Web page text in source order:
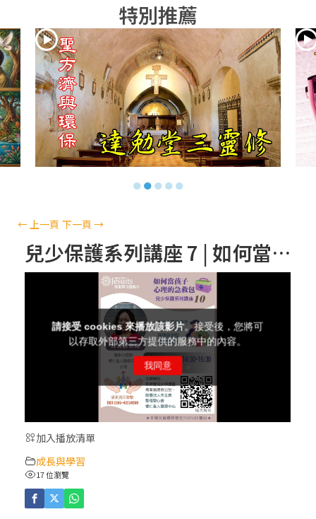
錢玲珠 老師
【信仰之旅】第十五集：「入門聖事」—錢
玲珠 老師
【信仰之旅】第十四集：「天主十誡(下)」
—金毓瑋 神父
【信仰之旅】第十三集：「天主十誡(上)」
—金毓瑋 神父
【信仰之旅】第十二集：「聖母、聖人」—
高樂祈 修女
【信仰之旅】第十一集：「教 會」(推廣片)
【信仰之旅】第十一集：「教 會」—林必能
神父
【信仰之旅】第十集：「逾越奧蹟」— 錢玲
珠老師
(5)黃敏正主教帶你做「四旬期避靜」—【逾
特別推薦
●●●●●
← 上一頁 下一頁→
兒少保護系列講座 7 | 如何當孩子心理的急救包 | 杜長齡 心理師
加入播放清單
成長與學習
17 位瀏覽